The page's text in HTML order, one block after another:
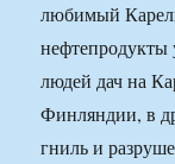
любимый
нефтепродукты
людей дач на
Финляндии, в
гниль и